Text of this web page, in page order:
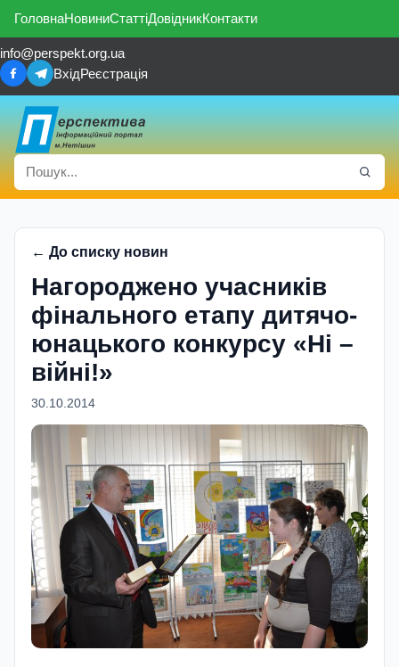
ГоловнаНовиниСтаттіДовідникКонтакти
info@perspekt.org.ua
ВхідРеєстрація
← До списку новин
Нагороджено учасників
фінального етапу дитячо-
юнацького конкурсу «Ні –
війні!»
30.10.2014